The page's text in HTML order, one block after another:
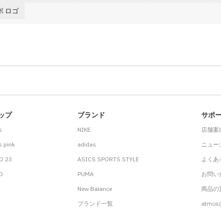
ロゴ
プ
pink
23
ブランド
NIKE
adidas
ASICS SPORTS STYLE
PUMA
New Balance
ブランド一覧
サポ
店舗案
ニュー
よくあ
お問い
商品の
atmos